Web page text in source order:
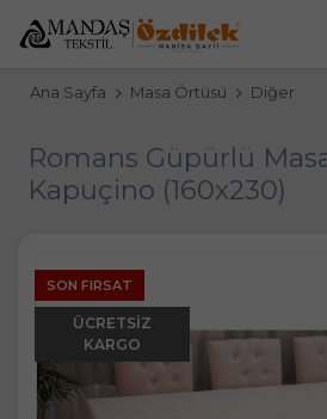
Ana Sayfa Masa Örtüsü Diğer
Romans Güpürlü
Kapuçino (160x230)
SON FIRSAT
ÜCRETSIZ
KARGO